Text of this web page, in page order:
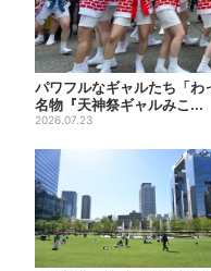
パワフルなギャルたち「わ
名物『天神祭ギャルみこ...
2026.07.23